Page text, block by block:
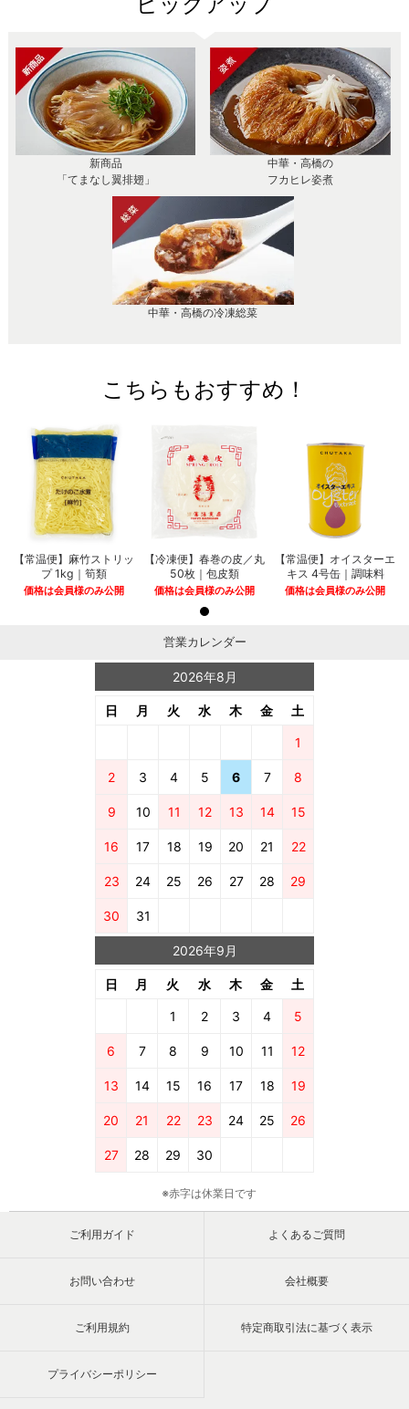
新商品
「てまなし翼排翅」
中華・高橋の
フカヒレ姿煮
中華・高橋の冷凍総菜
こちらもおすすめ！
【常温便】麻竹ストリッ
プ 1kg｜筍類
価格は会員様のみ公開
【冷凍便】春巻の皮／丸
50枚｜包皮類
価格は会員様のみ公開
【常温便】オイスターエ
キス 4号缶｜調味料
価格は会員様のみ公開
営業カレンダー
2026年8月
日 月 火 水 木 金 土
1
2 3 4 5 6 7 8
9 10 11 12 13 14 15
16 17 18 19 20 21 22
23 24 25 26 27 28 29
30 31
2026年9月
日 月 火 水 木 金 土
1 2 3 4 5
6 7 8 9 10 11 12
13 14 15 16 17 18 19
20 21 22 23 24 25 26
27 28 29 30
※赤字は休業日です
ご利用ガイド よくあるご質問
お問い合わせ 会社概要
ご利用規約 特定商取引法に基づく表示
プライバシーポリシー